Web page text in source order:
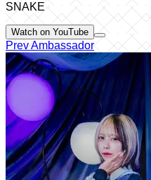
SNAKE
Watch on YouTube
Prev Ambassador